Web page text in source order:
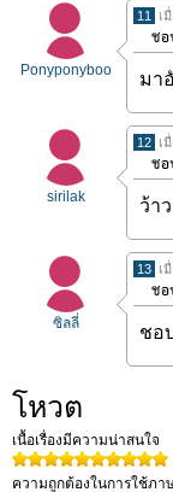
Ponyponyboo
11 เ
มา
sirilak
12 เ
ว้า
ซิลลี่
13 เ
ชอ
โหวต
เนื้อเรื่องมีความน่าสนใจ
ความถูกต้องในการใช้ภา